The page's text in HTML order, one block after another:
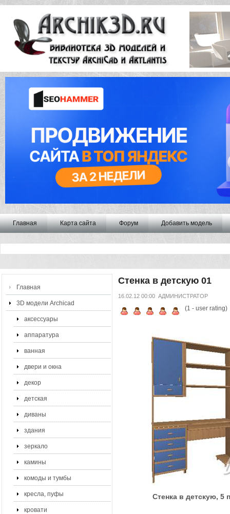
Главная Карта сайта Форум Добавить модель
Главная
3D модели Archicad
аксессуары
аппаратура
ванная
двери и окна
декор
детская
диваны
здания
зеркало
камины
комоды и тумбы
кресла, пуфы
кровати
Стенка в детскую 01
16.02.12 00:00 АДМИНИСТРАТОР
(1 - user rating)
Стенка в детскую, 5